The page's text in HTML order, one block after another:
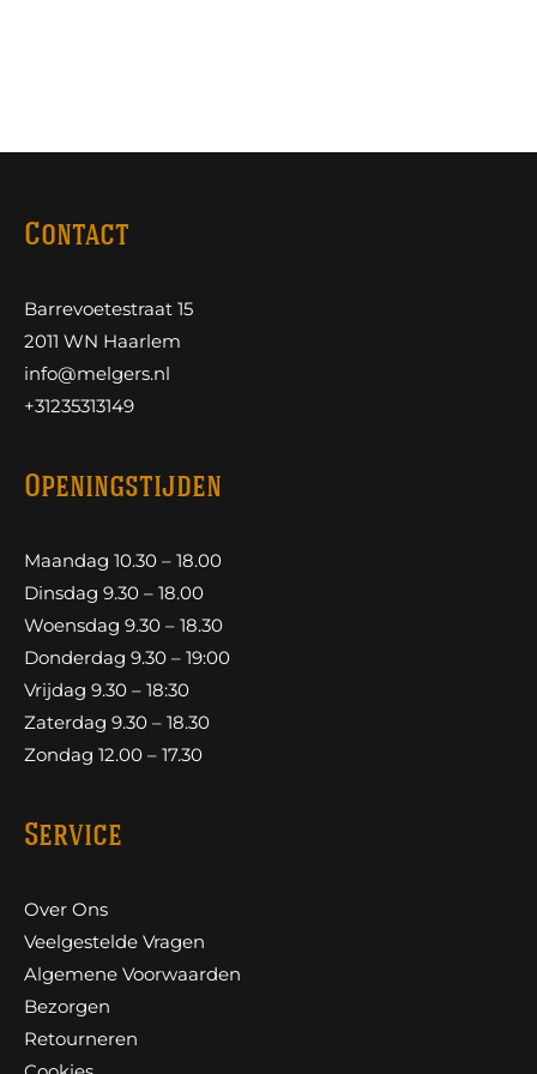
Contact
Barrevoetestraat 15
2011 WN Haarlem
info@melgers.nl
+31235313149
Openingstijden
Maandag 10.30 – 18.00
Dinsdag 9.30 – 18.00
Woensdag 9.30 – 18.30
Donderdag 9.30 – 19:00
Vrijdag 9.30 – 18:30
Zaterdag 9.30 – 18.30
Zondag 12.00 – 17.30
Service
Over Ons
Veelgestelde Vragen
Algemene Voorwaarden
Bezorgen
Retourneren